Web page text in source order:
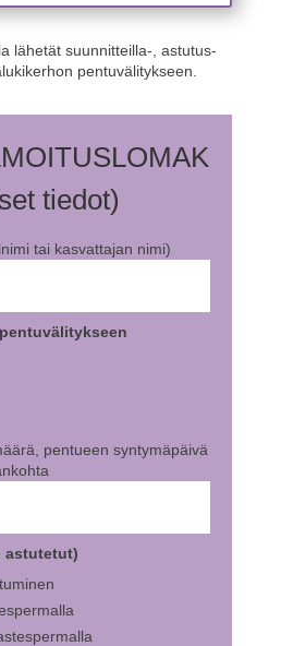
lähetät suunnitteilla-, astutus-
pentuvälitykseen.
tiedot)
tai kasvattajan nimi)
pentueen syntymäpäivä
astutetut)